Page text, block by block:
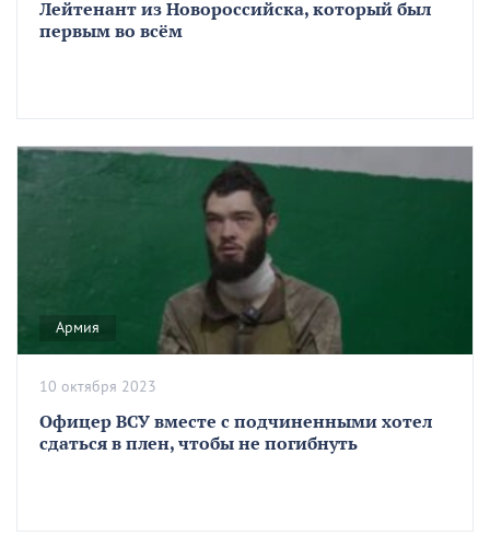
Лейтенант из Новороссийска, который был
первым во всём
Армия
Офицер ВСУ вместе с подчиненными хотел
сдаться в плен, чтобы не погибнуть
10 октября 2023